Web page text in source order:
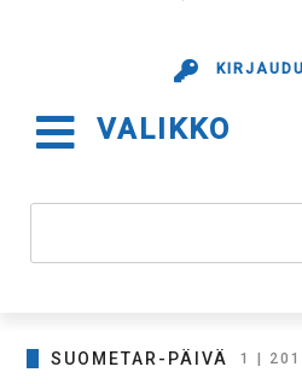
KIRJAUDU
VALIKKO
SUOMETAR-PÄIVÄ 1 |